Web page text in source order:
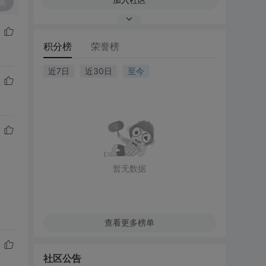
积分榜 荣誉榜
近7日 近30日 至今
暂无数据
查看更多榜单
社区公告